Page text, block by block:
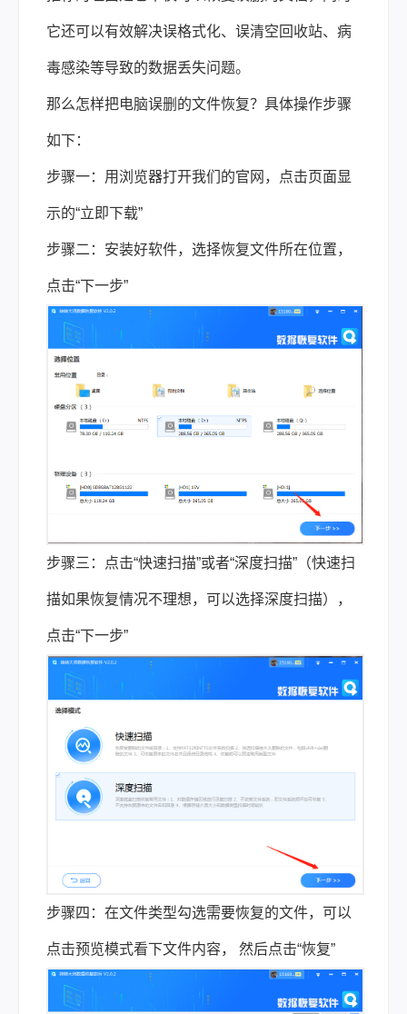
它还可以有效解决误格式化、误清空回收站、病
毒感染等导致的数据丢失问题。
那么怎样把电脑误删的文件恢复？具体操作步骤
如下：
步骤一：用浏览器打开我们的官网，点击页面显
示的“立即下载”
步骤二：安装好软件，选择恢复文件所在位置，
点击“下一步”
步骤三：点击“快速扫描”或者“深度扫描”（快速扫
描如果恢复情况不理想，可以选择深度扫描），
点击“下一步”
步骤四：在文件类型勾选需要恢复的文件，可以
点击预览模式看下文件内容， 然后点击“恢复”